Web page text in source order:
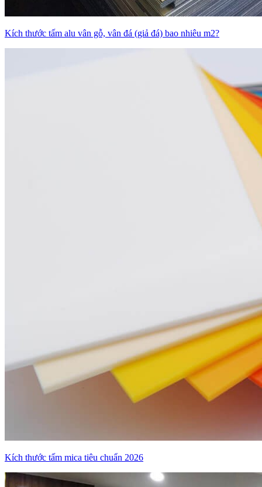
Kích thước tấm alu vân gỗ, vân đá (giả đá) bao nhiêu m2?
Kích thước tấm mica tiêu chuẩn 2026